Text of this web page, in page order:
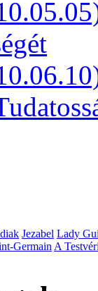
Jezabel Lady
GermainA